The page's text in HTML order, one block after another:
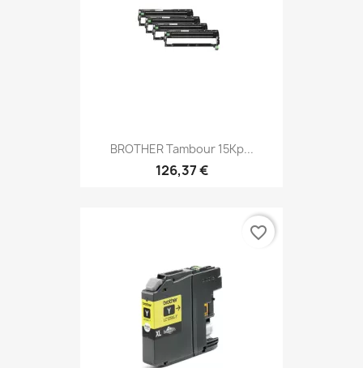
BROTHER Tambour 15Kp...
126,37 €
favorite_border